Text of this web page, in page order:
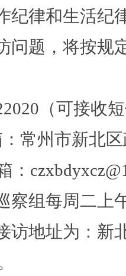
纪律和生活纪
问题，将按规
（可接收
常州市新北
： czxbdyxcz
察组每周二 上
访地址为：新